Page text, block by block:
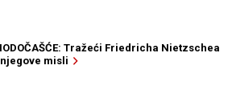
Tražeći Friedricha Nietzschea
misli